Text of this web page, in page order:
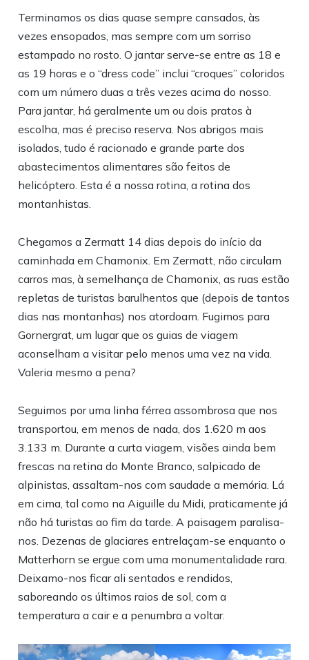
Terminamos os dias quase sempre cansados, às
vezes ensopados, mas sempre com um sorriso
estampado no rosto. O jantar serve-se entre as 18 e
as 19 horas e o “dress code” inclui “croques” coloridos
com um número duas a três vezes acima do nosso.
Para jantar, há geralmente um ou dois pratos à
escolha, mas é preciso reserva. Nos abrigos mais
isolados, tudo é racionado e grande parte dos
abastecimentos alimentares são feitos de
helicóptero. Esta é a nossa rotina, a rotina dos
montanhistas.
Chegamos a Zermatt 14 dias depois do início da
caminhada em Chamonix. Em Zermatt, não circulam
carros mas, à semelhança de Chamonix, as ruas estão
repletas de turistas barulhentos que (depois de tantos
dias nas montanhas) nos atordoam. Fugimos para
Gornergrat, um lugar que os guias de viagem
aconselham a visitar pelo menos uma vez na vida.
Valeria mesmo a pena?
Seguimos por uma linha férrea assombrosa que nos
transportou, em menos de nada, dos 1.620 m aos
3.133 m. Durante a curta viagem, visões ainda bem
frescas na retina do Monte Branco, salpicado de
alpinistas, assaltam-nos com saudade a memória. Lá
em cima, tal como na Aiguille du Midi, praticamente já
não há turistas ao fim da tarde. A paisagem paralisa-
nos. Dezenas de glaciares entrelaçam-se enquanto o
Matterhorn se ergue com uma monumentalidade rara.
Deixamo-nos ficar ali sentados e rendidos,
saboreando os últimos raios de sol, com a
temperatura a cair e a penumbra a voltar.